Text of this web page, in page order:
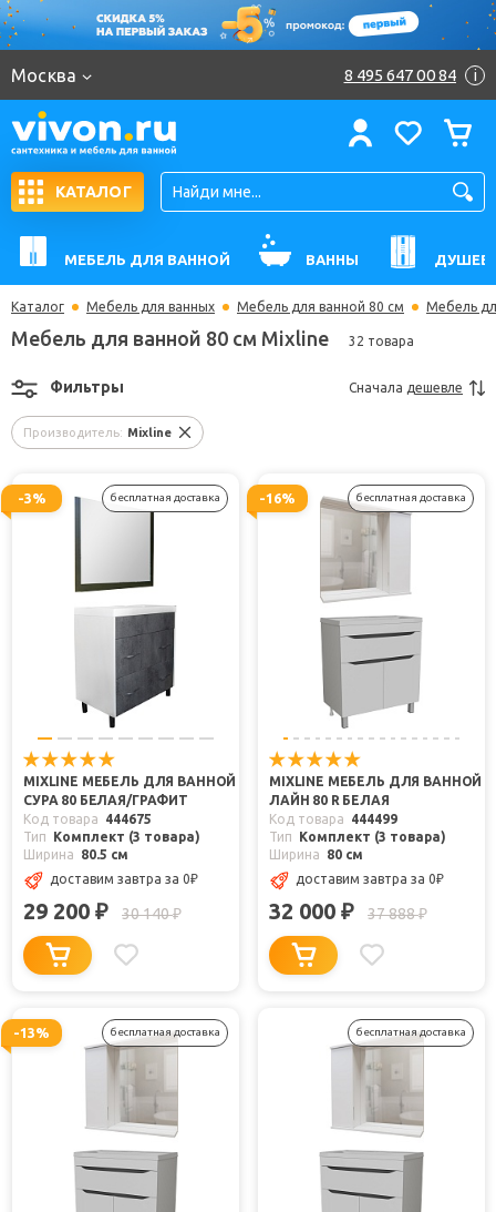
Москва 8 495 647 00 84 i
КАТАЛОГ
МЕБЕЛЬ ДЛЯ ВАННОЙ ВАННЫ
Каталог Мебель для ванных Мебель для ванной 80 см Мебель
Мебель для ванной 80 см Mixline 32 товара
Производитель: Mixline
Фильтры Сначала дешевле
-3% бесплатная доставка
MIXLINE МЕБЕЛЬ ДЛЯ ВАННОЙ
СУРА 80 БЕЛАЯ/ГРАФИТ
Код товара
444675
Тип
Комплект (3 товара)
Ширина
80.5 см
доставим завтра за 0₽
29 200 ₽ 30 140₽
-16% бесплатная доставка
MIXLINE МЕБЕЛЬ ДЛЯ ВАННОЙ
ЛАЙН 80 R БЕЛАЯ
Код товара
444499
Тип
Комплект (3 товара)
Ширина
80 см
доставим завтра за 0₽
32 000 ₽ 37 888₽
-13% бесплатная доставка бесплатная доставка